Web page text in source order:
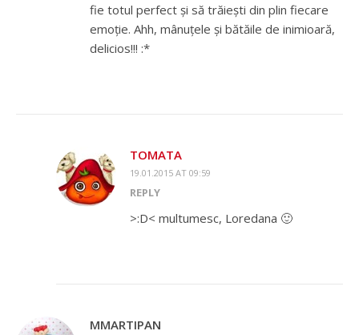
fie totul perfect și să trăiești din plin fiecare
emoție. Ahh, mânuțele și bătăile de inimioară,
delicios!!! :*
TOMATA
19.01.2015 AT 09:59
REPLY
>:D< multumesc, Loredana 🙂
MMARTIPAN